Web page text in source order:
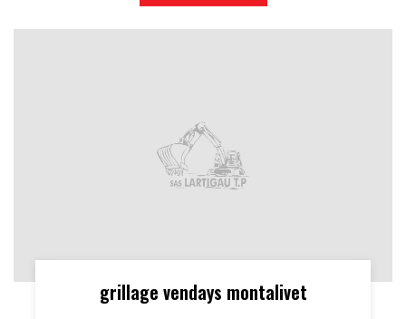
grillage vendays montalivet